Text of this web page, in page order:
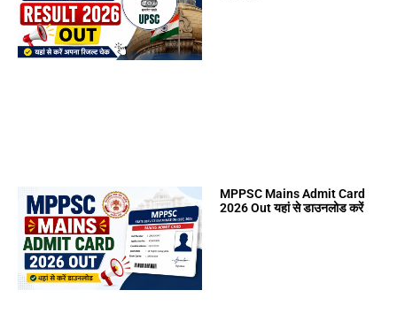
MPPSC Mains Admit Card
2026 Out यहां से डाउनलोड करें